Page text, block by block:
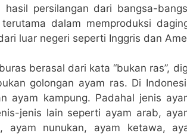
hasil persilangan dari bangsa-
dalam memproduksi
luar negeri seperti Inggris dan
berasal dari kata “bukan ras”,
golongan ayam ras. Di
ayam kampung. Padahal jenis
jenis lain seperti ayam arab,
ayam nunukan, ayam ketawa,